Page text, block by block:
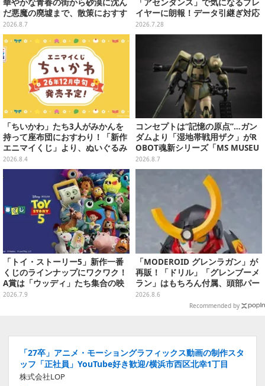
華やかな青春の街から砂漠に沈ん
だ悪魔の廃墟まで、散策におすす
め東京ゲーム5選【特集】
2026.8.7
「アセンダンス」で気になるプレ
イヤーに朗報！データ引継ぎ対応
の「序盤体験版」が配信決定
2026.7.28
「ちいかわ」たち3人がみかんを
持って座布団におすわり！「新作
エニマイくじ」より、ぬいぐるみ
画像が初公開
2026.8.4
コンセプトは“記憶の原点”…ガン
ダムより「湿地帯戦用ザク」がR
OBOT魂新シリーズ「MS MUSEU
M」で商品化！博物館イメージの
ベースも注目
2026.8.7
「トイ・ストーリー5」新作一番
くじのラインナップにワクワク！
A賞は「ウッディ」たち集合の映
画記念フィギュア
2026.7.9
「MODEROID グレンラガン」が
再販！「ドリル」「グレンブーメ
ラン」はもちろん付属、頭部パー
ツを組み替えると「ラガン」も再
2026.8.6
Recommended by
「27卒」アニメ・モーショングラフィックス動画の制作スタ
ッフ「正社員」YouTube好き歓迎/横浜市西区北幸1丁目
株式会社LOP